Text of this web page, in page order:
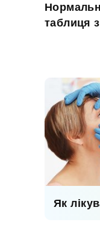
таблиця
Як